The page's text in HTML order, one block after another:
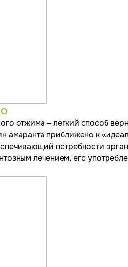
отжима – легкий способ
амаранта приближено к
потребности
лечением, его